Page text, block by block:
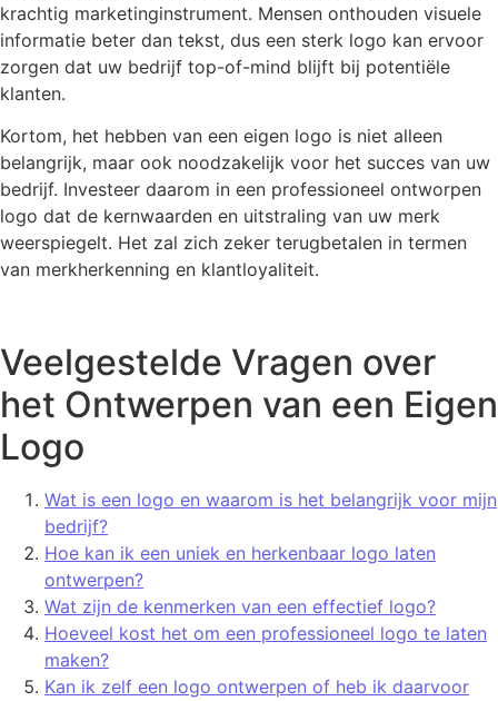
krachtig marketinginstrument. Mensen onthouden visuele
informatie beter dan tekst, dus een sterk logo kan ervoor
zorgen dat uw bedrijf top-of-mind blijft bij potentiële
klanten.
Kortom, het hebben van een eigen logo is niet alleen
belangrijk, maar ook noodzakelijk voor het succes van uw
bedrijf. Investeer daarom in een professioneel ontworpen
logo dat de kernwaarden en uitstraling van uw merk
weerspiegelt. Het zal zich zeker terugbetalen in termen
van merkherkenning en klantloyaliteit.
Veelgestelde Vragen over
het Ontwerpen van een Eigen
Logo
Wat is een logo en waarom is het belangrijk voor mijn
bedrijf?
Hoe kan ik een uniek en herkenbaar logo laten
ontwerpen?
Wat zijn de kenmerken van een effectief logo?
Hoeveel kost het om een professioneel logo te laten
maken?
Kan ik zelf een logo ontwerpen of heb ik daarvoor